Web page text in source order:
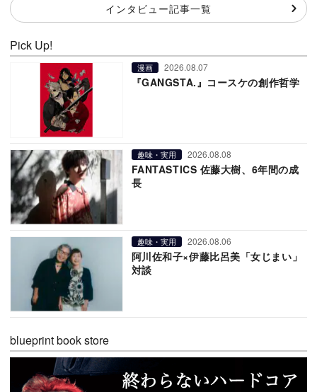
インタビュー記事一覧
Pick Up!
漫画 2026.08.07
『GANGSTA.』コースケの創作哲学
趣味・実用 2026.08.08
FANTASTICS 佐藤大樹、6年間の成
長
趣味・実用 2026.08.06
阿川佐和子×伊藤比呂美「女じまい」
対談
blueprint book store